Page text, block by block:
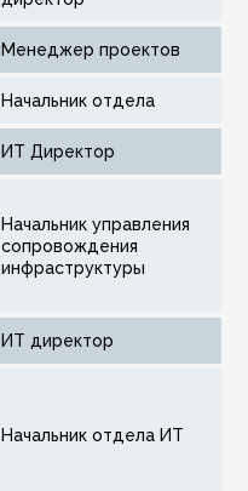
Менеджер проектов
начальник отдела
ИТ Директор
начальник управления
сопровождения
инфраструктуры
ИТ директор
начальник отдела ИТ